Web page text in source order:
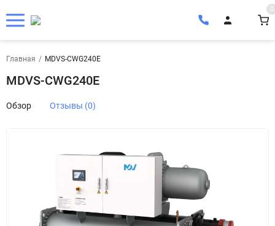
0
Главная / MDVS-CWG240E
MDVS-CWG240E
Обзор Отзывы (0)